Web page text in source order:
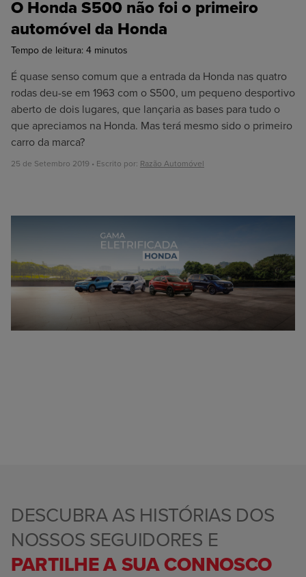
O Honda S500 não foi o primeiro
automóvel da Honda
Tempo de leitura: 4 minutos
É quase senso comum que a entrada da Honda nas quatro
rodas deu-se em 1963 com o S500, um pequeno desportivo
aberto de dois lugares, que lançaria as bases para tudo o
que apreciamos na Honda. Mas terá mesmo sido o primeiro
carro da marca?
25 de Setembro 2019 • Escrito por: Razão Automóvel
DESCUBRA AS HISTÓRIAS DOS
NOSSOS SEGUIDORES E
PARTILHE A SUA CONNOSCO